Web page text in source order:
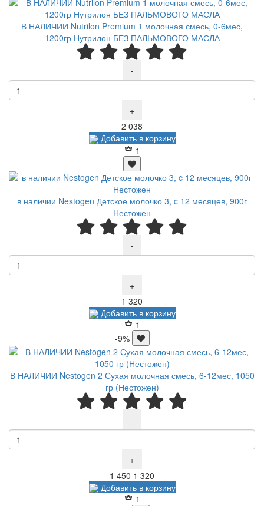
В НАЛИЧИИ Nutrilon Premium 1 молочная смесь, 0-6мес,
1200гр Нутрилон БЕЗ ПАЛЬМОВОГО МАСЛА
-
+
2 038
Добавить в корзину
1
в наличии Nestogen Детское молочко 3, c 12 месяцев, 900г
Нестожен
-
+
1 320
Добавить в корзину
1
-9%
В НАЛИЧИИ Nestogen 2 Сухая молочная смесь, 6-12мес, 1050
гр (Нестожен)
-
+
1 450 Р1 320
Добавить в корзину
1